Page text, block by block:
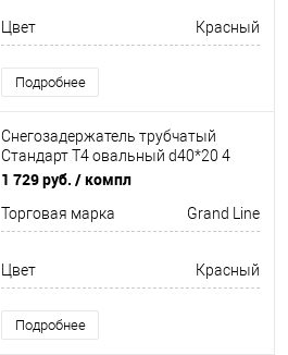
Цвет Красный
Подробнее
Снегозадержатель трубчатый
Стандарт Т4 овальный d40*20 4
кронштейна
3000мм Grand Line
1 729 руб. / компл
Торговая марка Grand Line
Цвет Красный
Подробнее